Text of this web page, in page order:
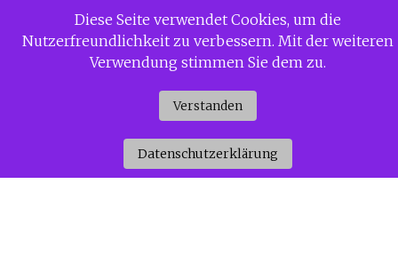
InhaltSiggi Gerdaus Welt
Diese Seite verwendet Cookies, um die
Nutzerfreundlichkeit zu verbessern. Mit der weiteren
Verwendung stimmen Sie dem zu.
Verstanden
Datenschutzerklärung